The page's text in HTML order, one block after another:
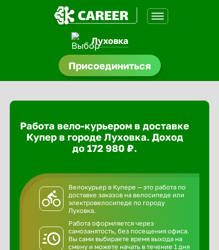
Луховка
Присоединиться
Работа вело-курьером в доставке
Купер в городе Луховка. Доход
до 172 980 ₽.
Велокурьер в Купере — это работа по
доставке заказов на велосипеде или
электровелосипеде по городу
Луховка.
Работа оформляется через
самозанятость, без посещения офиса.
Вы сами выбираете время выхода на
смену и можете начать в течение 1 дня